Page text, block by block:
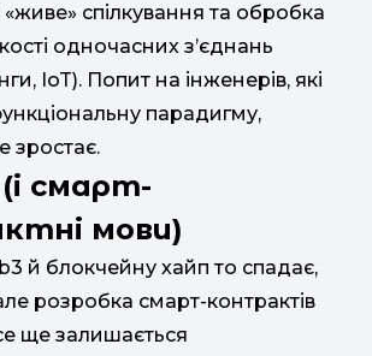
спілкування та обробка
одночасних з’єднань
IoT). Попит на інженерів, які
парадигму,
зростає.
смарт-
мови)
й блокчейну хайп то спадає,
розробка смарт-контрактів
ще залишається